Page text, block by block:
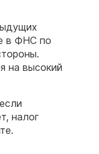
в ФНС по
на высокий
налог